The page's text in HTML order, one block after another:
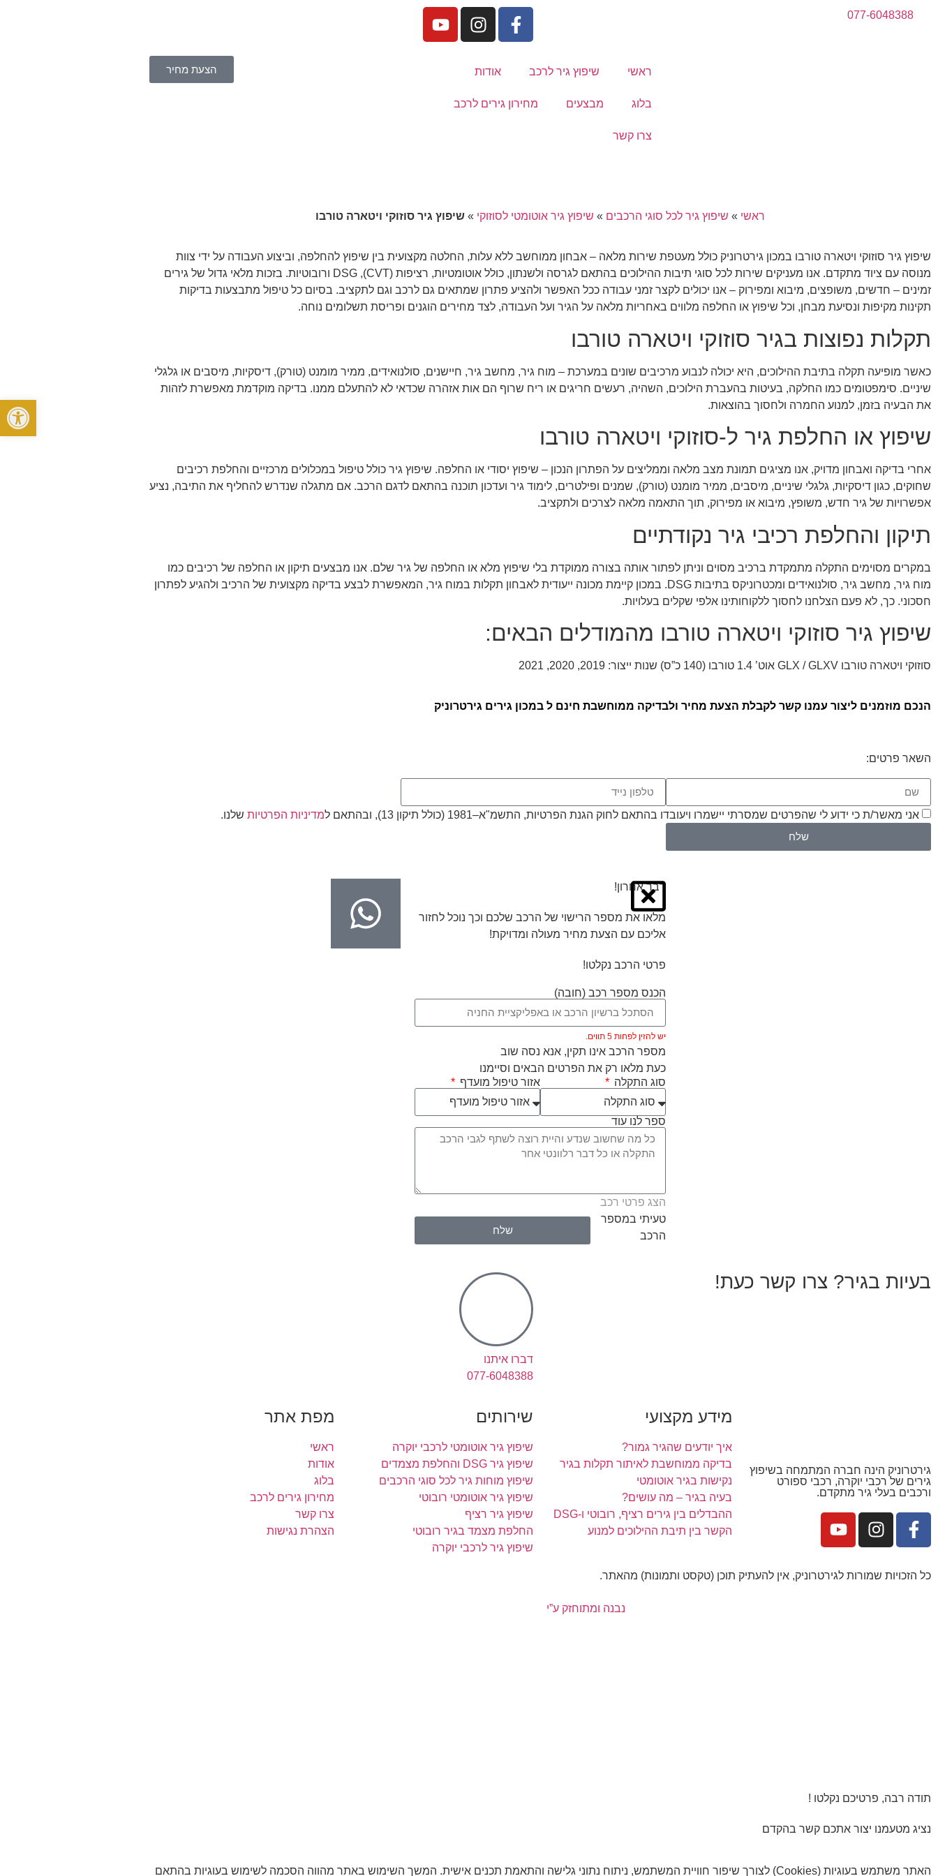
077-6048388
ראשי שיפוץ גיר לרכב אודות
בלוג מבצעים מחירון גירים לרכב
צרו קשר
הצעת מחיר
ראשי » שיפוץ גיר לכל סוגי הרכבים » שיפוץ גיר אוטומטי לסוזוקי » שיפוץ גיר סוזוקי ויטארה טורבו
שיפוץ גיר סוזוקי ויטארה טורבו במכון גירטרוניק כולל מעטפת שירות מלאה – אבחון ממוחשב ללא עלות, החלטה מקצועית בין שיפוץ להחלפה, וביצוע העבודה על ידי צוות
מנוסה עם ציוד מתקדם. אנו מעניקים שירות לכל סוגי תיבות ההילוכים בהתאם לגרסה ולשנתון, כולל אוטומטיות, רציפות (CVT), DSG ורובוטיות. בזכות מלאי גדול של גירים
זמינים – חדשים, משופצים, מיבוא ומפירוק – אנו יכולים לקצר זמני עבודה ככל האפשר ולהציע פתרון שמתאים גם לרכב וגם לתקציב. בסיום כל טיפול מתבצעות בדיקות
תקינות מקיפות ונסיעת מבחן, וכל שיפוץ או החלפה מלווים באחריות מלאה על הגיר ועל העבודה, לצד מחירים הוגנים ופריסת תשלומים נוחה.
תקלות נפוצות בגיר סוזוקי ויטארה טורבו
כאשר מופיעה תקלה בתיבת ההילוכים, היא יכולה לנבוע מרכיבים שונים במערכת – מוח גיר, מחשב גיר, חיישנים, סולנואידים, ממיר מומנט (טורק), דיסקיות, מיסבים או גלגלי
שיניים. סימפטומים כמו החלקה, בעיטות בהעברת הילוכים, השהיה, רעשים חריגים או ריח שרוף הם אות אזהרה שכדאי לא להתעלם ממנו. בדיקה מוקדמת מאפשרת לזהות
את הבעיה בזמן, למנוע החמרה ולחסוך בהוצאות.
שיפוץ או החלפת גיר ל-סוזוקי ויטארה טורבו
אחרי בדיקה ואבחון מדויק, אנו מציגים תמונת מצב מלאה וממליצים על הפתרון הנכון – שיפוץ יסודי או החלפה. שיפוץ גיר כולל טיפול במכלולים מרכזיים והחלפת רכיבים
שחוקים, כגון דיסקיות, גלגלי שיניים, מיסבים, ממיר מומנט (טורק), שמנים ופילטרים, לימוד גיר ועדכון תוכנה בהתאם לדגם הרכב. אם מתגלה שנדרש להחליף את התיבה, נציע
אפשרויות של גיר חדש, משופץ, מיבוא או מפירוק, תוך התאמה מלאה לצרכים ולתקציב.
תיקון והחלפת רכיבי גיר נקודתיים
במקרים מסוימים התקלה מתמקדת ברכיב מסוים וניתן לפתור אותה בצורה ממוקדת בלי שיפוץ מלא או החלפה של גיר שלם. אנו מבצעים תיקון או החלפה של רכיבים כמו
מוח גיר, מחשב גיר, סולנואידים ומכטרוניקס בתיבות DSG. במכון קיימת מכונה ייעודית לאבחון תקלות במוח גיר, המאפשרת לבצע בדיקה מקצועית של הרכיב ולהגיע לפתרון
חסכוני. כך, לא פעם הצלחנו לחסוך ללקוחותינו אלפי שקלים בעלויות.
שיפוץ גיר סוזוקי ויטארה טורבו מהמודלים הבאים:
סוזוקי ויטארה טורבו GLX / GLXV אוט’ 1.4 טורבו (140 כ”ס) שנות ייצור: 2019, 2020, 2021
הנכם מוזמנים ליצור עמנו קשר לקבלת הצעת מחיר ולבדיקה ממוחשבת חינם ל במכון גירים גירטרוניק
השאר פרטים:
אני מאשר/ת כי ידוע לי שהפרטים שמסרתי יישמרו ויעובדו בהתאם לחוק הגנת הפרטיות, התשמ"א–1981 (כולל תיקון 13), ובהתאם ל מדיניות הפרטיות שלנו.
שלח
דבר אחרון!
מלאו את מספר הרישוי של הרכב שלכם וכך נוכל לחזור
אליכם עם הצעת מחיר מעולה ומדויקת!
פרטי הרכב נקלטו!
הכנס מספר רכב (חובה)
יש להזין לפחות 5 תווים.
מספר הרכב אינו תקין, אנא נסה שוב
כעת מלאו רק את הפרטים הבאים וסיימנו
סוג התקלה
אזור טיפול מועדף
ספר לנו עוד
הצג פרטי רכב
טעיתי במספר
הרכב
שלח
בעיות בגיר? צרו קשר כעת!
דברו איתנו
077-6048388
גירטרוניק הינה חברה המתמחה בשיפוץ
גירים של רכבי יוקרה, רכבי ספורט
ורכבים בעלי גיר מתקדם.
מידע מקצועי
איך יודעים שהגיר גמור?
בדיקה ממוחשבת לאיתור תקלות בגיר
נקישות בגיר אוטומטי
בעיה בגיר – מה עושים?
ההבדלים בין גירים רציף, רובוטי ו-DSG
הקשר בין תיבת ההילוכים למנוע
שירותים
שיפוץ גיר אוטומטי לרכבי יוקרה
שיפוץ גיר DSG והחלפת מצמדים
שיפוץ מוחות גיר לכל סוגי הרכבים
שיפוץ גיר אוטומטי רובוטי
שיפוץ גיר רציף
החלפת מצמד בגיר רובוטי
שיפוץ גיר לרכבי יוקרה
מפת אתר
ראשי
אודות
בלוג
מחירון גירים לרכב
צרו קשר
הצהרת נגישות
כל הזכויות שמורות לגירטרוניק, אין להעתיק תוכן (טקסט ותמונות) מהאתר.
נבנה ומתוחזק ע”י
תודה רבה, פרטיכם נקלטו !
נציג מטעמנו יצור אתכם קשר בהקדם
האתר משתמש בעוגיות (Cookies) לצורך שיפור חוויית המשתמש, ניתוח נתוני גלישה והתאמת תכנים אישית. המשך השימוש באתר מהווה הסכמה לשימוש בעוגיות בהתאם
פתח